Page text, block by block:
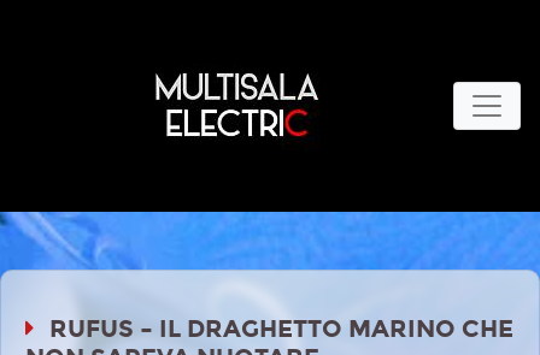
RUFUS – IL DRAGHETTO MARINO CHE